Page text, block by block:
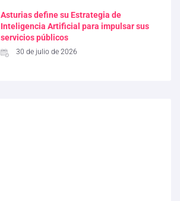
Asturias define su Estrategia de
Inteligencia Artificial para impulsar sus
servicios públicos
30 de julio de 2026